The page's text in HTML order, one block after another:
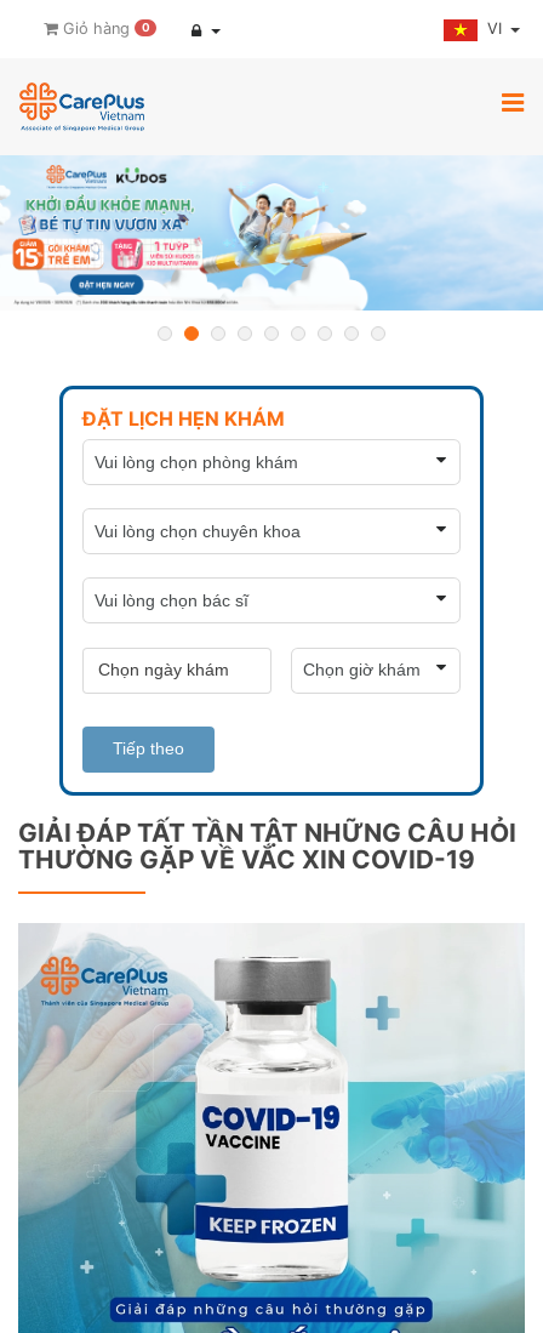
Giỏ hàng 0 VI
ĐẶT LỊCH HẸN KHÁM
Tiếp theo
GIẢI ĐÁP TẤT TẦN TẬT NHỮNG CÂU HỎI
THƯỜNG GẶP VỀ VẮC XIN COVID-19